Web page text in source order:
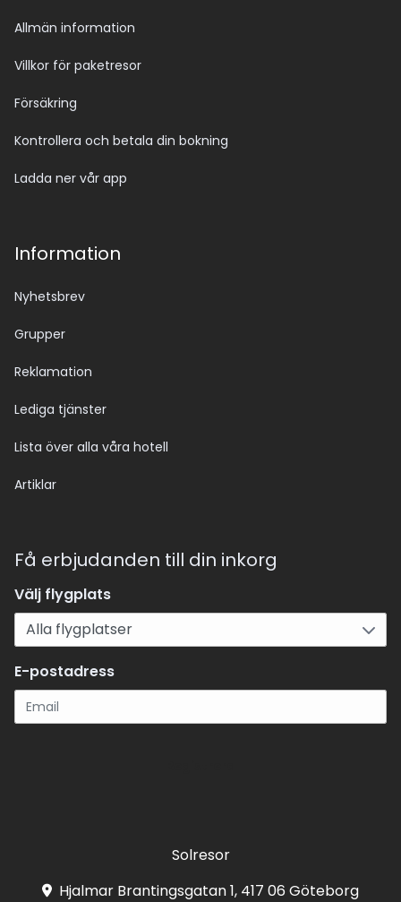
Allmän information
Villkor för paketresor
Försäkring
Kontrollera och betala din bokning
Ladda ner vår app
Information
Nyhetsbrev
Grupper
Reklamation
Lediga tjänster
Lista över alla våra hotell
Artiklar
Få erbjudanden till din inkorg
Välj flygplats
E-postadress
Solresor
Hjalmar Brantingsgatan 1, 417 06 Göteborg